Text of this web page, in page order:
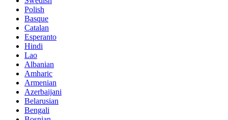
Polish
Basque
Catalan
Esperanto
Hindi
Lao
Albanian
Amharic
Armenian
Azerbaijani
Belarusian
Bengali